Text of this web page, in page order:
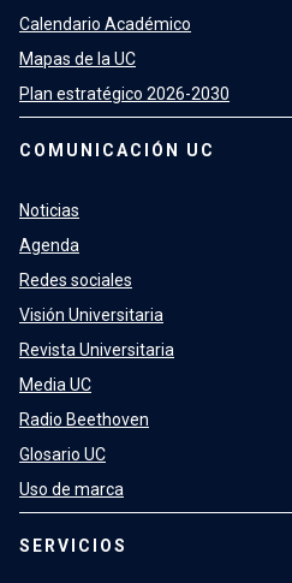
Calendario Académico
Mapas de la UC
Plan estratégico 2026-2030
COMUNICACIÓN UC
Noticias
Agenda
Redes sociales
Visión Universitaria
Revista Universitaria
Media UC
Radio Beethoven
Glosario UC
Uso de marca
SERVICIOS